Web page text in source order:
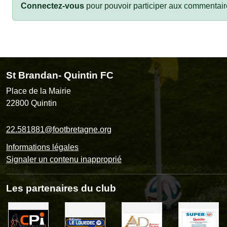
Connectez-vous pour pouvoir participer aux
St Brandan- Quintin FC
Place de la Mairie
22800 Quintin
22.581881@footbretagne.org
Informations légales
Signaler un contenu inapproprié
Les partenaires du club